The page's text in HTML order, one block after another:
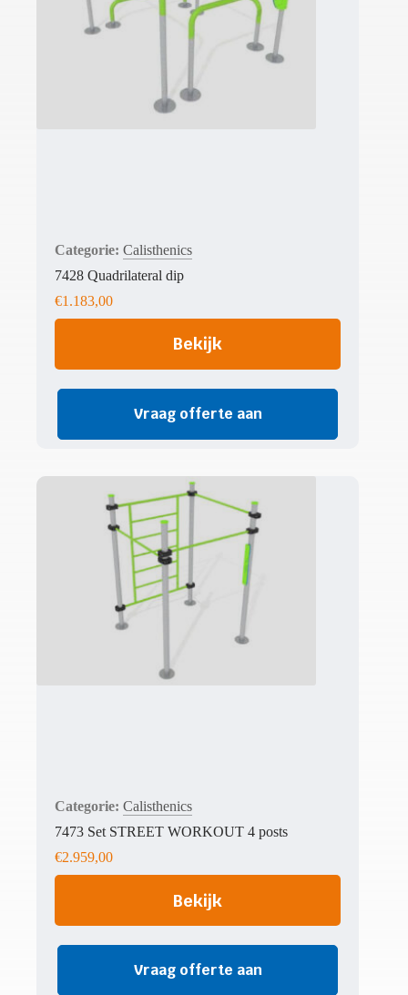
Calisthenics
7428 Quadrilateral dip
€1.183,00
Bekijk
Vraag offerte aan
Calisthenics
7473 Set STREET WORKOUT 4 posts
€2.959,00
Bekijk
Vraag offerte aan